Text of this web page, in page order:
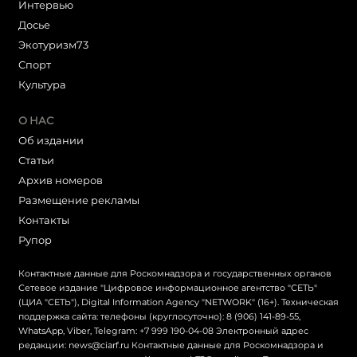
Интервью
Досье
Экотуризм73
Cпорт
Культура
О НАС
Об издании
Статьи
Архив номеров
Размещение рекламы
Контакты
Рупор
Контактные данные для Роскомнадзора и государственных органов
Сетевое издание "Цифровое информационное агентство "СЕТЬ"
(ЦИА "СЕТЬ"), Digital Information Agency "NETWORK" (16+). Техническая
поддержка сайта: телефоны (круглосуточно): 8 (906) 141-89-55,
WhatsApp, Viber, Telegram: +7 999 190-04-08 Электронный адрес
редакции: news@ciarf.ru Контактные данные для Роскомнадзора и